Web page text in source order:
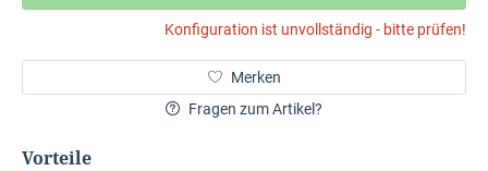
Konfiguration ist unvollständig - bitte prüfen!
Merken
Fragen zum Artikel?
Vorteile